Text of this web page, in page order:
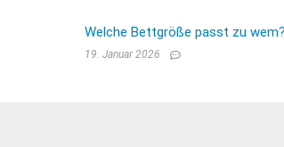
Welche Bettgröße passt zu
19. Januar 2026